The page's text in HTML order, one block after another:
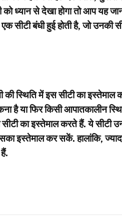
ध्यान से देखा होगा तो आप यह
सीटी बंधी हुई होती है, जो उनकी
स्थिति में इस सीटी का
है या फिर किसी आपातकालीन
का इस्तेमाल करते हैं. ये सीटी
इस्तेमाल कर सकें. हालांकि,